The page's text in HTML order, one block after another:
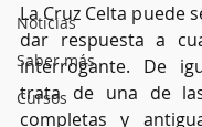
Noticias
Saber más
Cursos
La Cruz Celta puede
dar respuesta a
interrogante. De
trata de una de
completas y